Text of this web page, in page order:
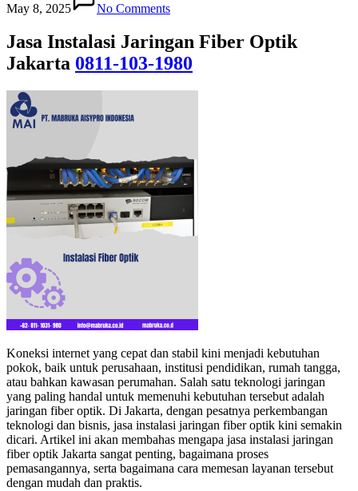
May 8, 2025 No Comments
Jasa Instalasi Jaringan Fiber Optik
Jakarta 0811-103-1980
Koneksi internet yang cepat dan stabil kini menjadi kebutuhan
pokok, baik untuk perusahaan, institusi pendidikan, rumah tangga,
atau bahkan kawasan perumahan. Salah satu teknologi jaringan
yang paling handal untuk memenuhi kebutuhan tersebut adalah
jaringan fiber optik. Di Jakarta, dengan pesatnya perkembangan
teknologi dan bisnis, jasa instalasi jaringan fiber optik kini semakin
dicari. Artikel ini akan membahas mengapa jasa instalasi jaringan
fiber optik Jakarta sangat penting, bagaimana proses
pemasangannya, serta bagaimana cara memesan layanan tersebut
dengan mudah dan praktis.